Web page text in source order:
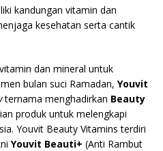
kandungan vitamin dan
kesehatan serta cantik
dan mineral untuk
bulan suci Ramadan, Youvit
ternama menghadirkan Beauty
produk untuk melengkapi
Youvit Beauty Vitamins terdiri
Youvit Beauti+ (Anti Rambut